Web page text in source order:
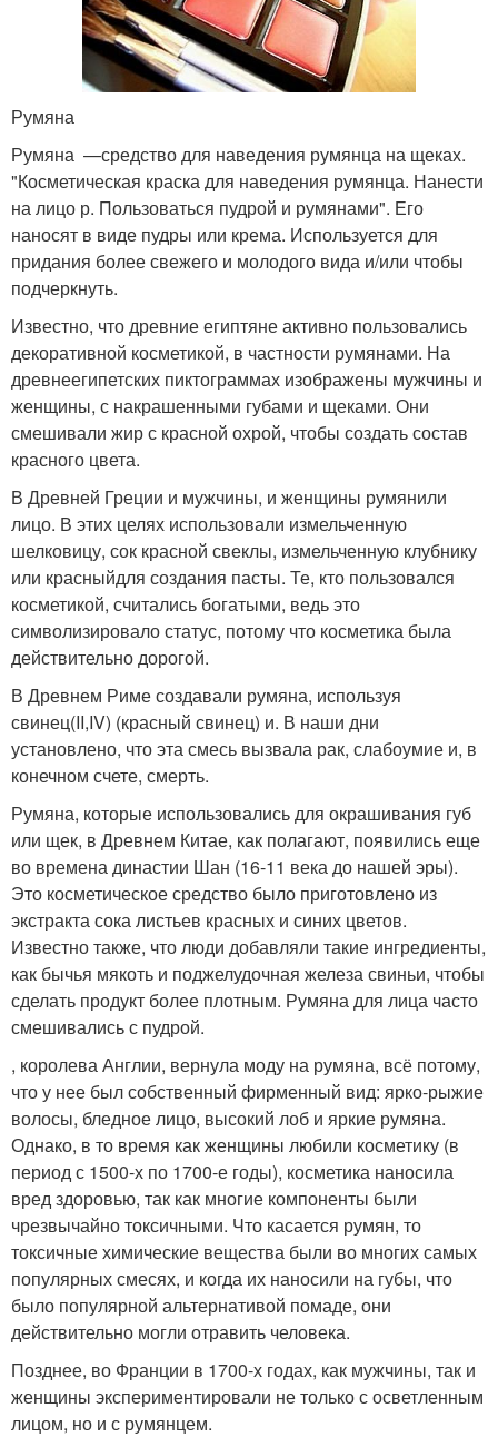
Румяна
Румяна —средство для наведения румянца на щеках.
"Косметическая краска для наведения румянца. Нанести
на лицо р. Пользоваться пудрой и румянами". Его
наносят в виде пудры или крема. Используется для
придания более свежего и молодого вида и/или чтобы
подчеркнуть.
Известно, что древние египтяне активно пользовались
декоративной косметикой, в частности румянами. На
древнеегипетских пиктограммах изображены мужчины и
женщины, с накрашенными губами и щеками. Они
смешивали жир с красной охрой, чтобы создать состав
красного цвета.
В Древней Греции и мужчины, и женщины румянили
лицо. В этих целях использовали измельченную
шелковицу, сок красной свеклы, измельченную клубнику
или красныйдля создания пасты. Те, кто пользовался
косметикой, считались богатыми, ведь это
символизировало статус, потому что косметика была
действительно дорогой.
В Древнем Риме создавали румяна, используя
свинец(II,IV) (красный свинец) и. В наши дни
установлено, что эта смесь вызвала рак, слабоумие и, в
конечном счете, смерть.
Румяна, которые использовались для окрашивания губ
или щек, в Древнем Китае, как полагают, появились еще
во времена династии Шан (16-11 века до нашей эры).
Это косметическое средство было приготовлено из
экстракта сока листьев красных и синих цветов.
Известно также, что люди добавляли такие ингредиенты,
как бычья мякоть и поджелудочная железа свиньи, чтобы
сделать продукт более плотным. Румяна для лица часто
смешивались с пудрой.
, королева Англии, вернула моду на румяна, всё потому,
что у нее был собственный фирменный вид: ярко-рыжие
волосы, бледное лицо, высокий лоб и яркие румяна.
Однако, в то время как женщины любили косметику (в
период с 1500-х по 1700-е годы), косметика наносила
вред здоровью, так как многие компоненты были
чрезвычайно токсичными. Что касается румян, то
токсичные химические вещества были во многих самых
популярных смесях, и когда их наносили на губы, что
было популярной альтернативой помаде, они
действительно могли отравить человека.
Позднее, во Франции в 1700-х годах, как мужчины, так и
женщины экспериментировали не только с осветленным
лицом, но и с румянцем.